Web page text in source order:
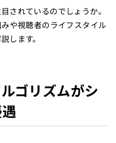
されているのでしょうか。
や視聴者のライフスタイル
します。
ゴリズムがシ